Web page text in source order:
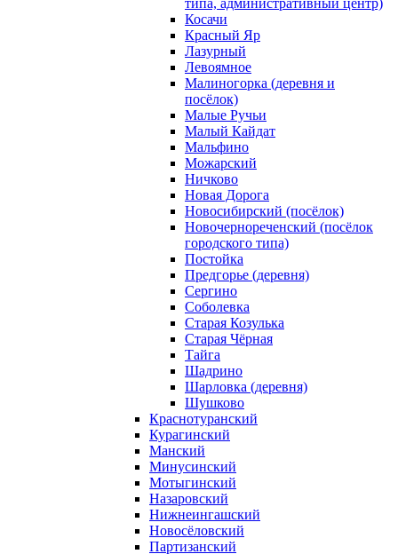
типа, административный центр)
Косачи
Красный Яр
Лазурный
Левоямное
Малиногорка (деревня и
посёлок)
Малые Ручьи
Малый Кайдат
Мальфино
Можарский
Ничково
Новая Дорога
Новосибирский (посёлок)
Новочернореченский (посёлок
городского типа)
Постойка
Предгорье (деревня)
Сергино
Соболевка
Старая Козулька
Старая Чёрная
Тайга
Шадрино
Шарловка (деревня)
Шушково
Краснотуранский
Курагинский
Манский
Минусинский
Мотыгинский
Назаровский
Нижнеингашский
Новосёловский
Партизанский